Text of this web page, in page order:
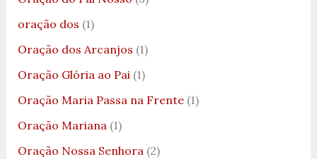
oração dos (1)
Oração dos Arcanjos (1)
Oração Glória ao Pai(1)
Oração Maria Passa na Frente(1)
Oração Mariana(1)
Oração Nossa Senhora(2)